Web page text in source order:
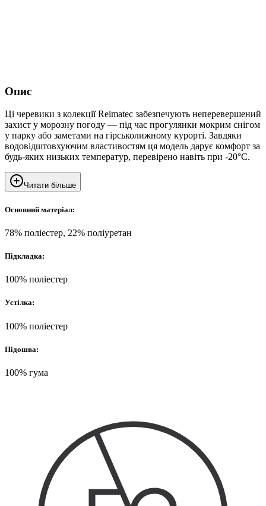
Опис
Ці черевики з колекції Reimatec забезпечують неперевершений
захист у морозну погоду — під час прогулянки мокрим снігом
у парку або заметами на гірськолижному курорті. Завдяки
водовідштовхуючим властивостям ця модель дарує комфорт за
будь-яких низьких температур, перевірено навіть при -20°C.
Читати більше
Основний матеріал:
78% поліестер, 22% поліуретан
Підкладка:
100% поліестер
Устілка:
100% поліестер
Підошва:
100% гума